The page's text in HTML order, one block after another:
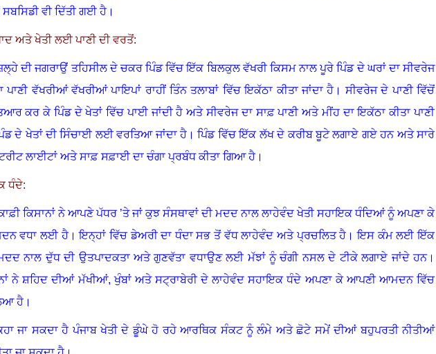
ਵੀ ਦਿੱਤੀ ਗਈ ਹੈ।
ਅਤੇ ਖੇਤੀ ਲਈ ਪਾਣੀ ਦੀ ਵਰਤੋਂ:
ਦੀ ਜਗਰਾਉਂ ਤਹਿਸੀਲ ਦੇ ਚਕਰ ਪਿੰਡ ਵਿੱਚ ਇੱਕ ਬਿਲਕੁਲ ਵੱਖਰੀ ਕਿਸਮ ਨਾਲ ਪੂਰੇ ਪਿੰਡ ਦੇ ਘਰਾਂ ਦਾ ਸੀਵਰੇਜ
ਪਾਣੀ ਵੱਖਰੀਆਂ ਵੱਖਰੀਆਂ ਪਾਇਪਾਂ ਰਾਹੀਂ ਤਿੰਨ ਤਲਾਬਾਂ ਵਿੱਚ ਇਕੱਠਾ ਕੀਤਾ ਜਾਂਦਾ ਹੈ। ਸੀਵਰੇਜ ਦੇ ਪਾਣੀ ਵਿੱਚੋਂ
ਕਰ ਕੇ ਪਿੰਡ ਦੇ ਖੇਤਾਂ ਵਿੱਚ ਪਾਈ ਜਾਂਦੀ ਹੈ ਅਤੇ ਸੀਵਰੇਜ ਦਾ ਸਾਫ਼ ਪਾਣੀ ਅਤੇ ਮੀਂਹ ਦਾ ਇਕੱਠਾ ਕੀਤਾ ਪਾਣੀ
ਦੇ ਖੇਤਾਂ ਦੀ ਸਿੰਚਾਈ ਲਈ ਵਰਤਿਆ ਜਾਂਦਾ ਹੈ। ਪਿੰਡ ਵਿੱਚ ਇੱਕ ਲੱਖ ਦੇ ਕਰੀਬ ਬੂਟੇ ਲਗਾਏ ਗਏ ਹਨ ਅਤੇ ਸਾਰੇ
ਲਾਈਟਾਂ ਅਤੇ ਸਾਫ਼ ਸਫ਼ਾਈ ਦਾ ਚੰਗਾ ਪ੍ਰਬੰਧ ਕੀਤਾ ਗਿਆ ਹੈ।
ਧੰਦੇ:
ਕਿਸਾਨਾਂ ਨੇ ਆਪਣੇ ਪੱਧਰ ’ਤੇ ਜਾਂ ਕੁਝ ਸੰਸਥਾਵਾਂ ਦੀ ਮਦਦ ਨਾਲ ਲਾਹੇਵੰਦ ਖੇਤੀ ਸਹਾਇਕ ਧੰਦਿਆਂ ਨੂੰ ਅਪਣਾ ਕੇ
ਵਧਾ ਲਈ ਹੈ। ਇਨ੍ਹਾਂ ਵਿੱਚ ਡੇਅਰੀ ਦਾ ਧੰਦਾ ਸਭ ਤੋਂ ਵੱਧ ਲਾਹੇਵੰਦ ਅਤੇ ਪ੍ਰਚਲਿਤ ਹੈ। ਇਸ ਕੰਮ ਲਈ ਇੱਕ
ਨਾਲ ਦੁੱਧ ਦੀ ਉਤਪਾਦਕਤਾ ਅਤੇ ਗੁਣਵੱਤਾ ਵਧਾਉਣ ਲਈ ਮੱਝਾਂ ਨੂੰ ਚੰਗੀ ਨਸਲ ਦੇ ਟੀਕੇ ਲਗਾਏ ਜਾਂਦੇ ਹਨ।
ਨੇ ਸ਼ਹਿਦ ਦੀਆਂ ਮੱਖੀਆਂ,ਖੁੰਬਾਂ ਅਤੇ ਸਟ੍ਰਾਬੇਰੀ ਦੇ ਲਾਹੇਵੰਦ ਸਹਾਇਕ ਧੰਦੇ ਅਪਣਾ ਕੇ ਆਪਣੀ ਆਮਦਨ ਵਿੱਚ
ਹੈ।
ਜਾ ਸਕਦਾ ਹੈ ਪੰਜਾਬ ਖੇਤੀ ਦੇ ਡੂੰਘੇ ਹੋ ਰਹੇ ਆਰਥਿਕ ਸੰਕਟ ਨੂੰ ਲੰਮੇ ਅਤੇ ਛੋਟੇ ਸਮੇਂ ਦੀਆਂ ਬਹੁਪਰਤੀ ਨੀਤੀਆਂ